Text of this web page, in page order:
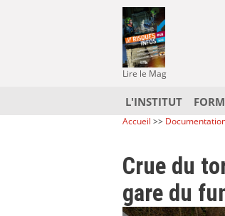
Lire le Mag
L'INSTITUT
Accueil >>
Crue du
gare du